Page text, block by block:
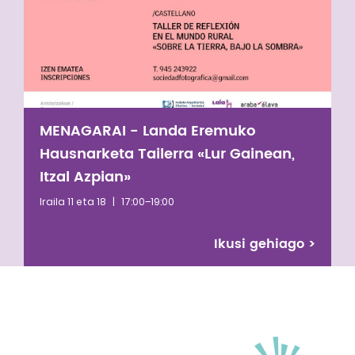
MENAGARAI - Landa Eremuko
Hausnarketa Tailerra «Lur Gainean,
Itzal Azpian»
Iraila 11 eta 18 | 17:00–19:00
Ikusi gehiago >
gisa, Cauca iparraldeko nasa herriaren antolaketa
indartzeko prozesu garrantzitsu bat bultzatu